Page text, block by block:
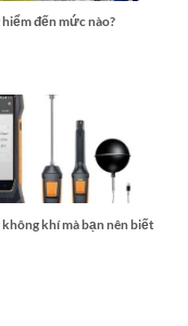
đến mức nào?
khí mà bạn nên biết